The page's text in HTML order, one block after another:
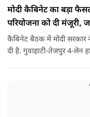
मोदी कैबिनेट का बड़ा
परियोजना को दी मंजूरी,
कैबिनेट बैठक में मोदी
दी है. गुवाहाटी-तेजपुर 4-लेन